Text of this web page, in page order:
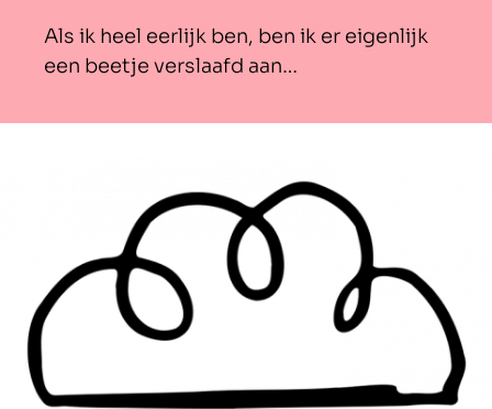
Als ik heel eerlijk ben, ben ik er eigenlijk
een beetje verslaafd aan…